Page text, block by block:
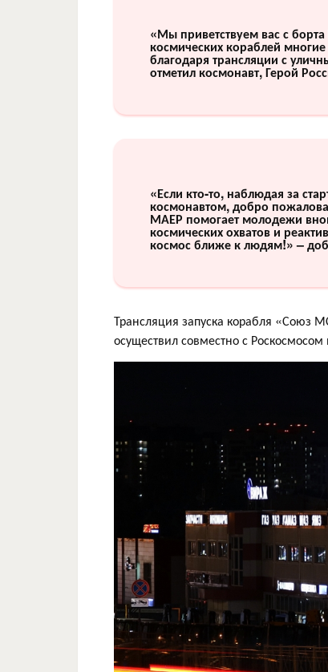
«Мы приветствуем вас с
космических кораблей
благодаря трансляции с
отметил космонавт, Герой
«Если кто-то, наблюдая за
космонавтом, добро
МАЕР помогает молодежи
космических охватов и
космос ближе к людям!» –
Трансляция запуска корабля «Союз
осуществил совместно с Роскосмосом